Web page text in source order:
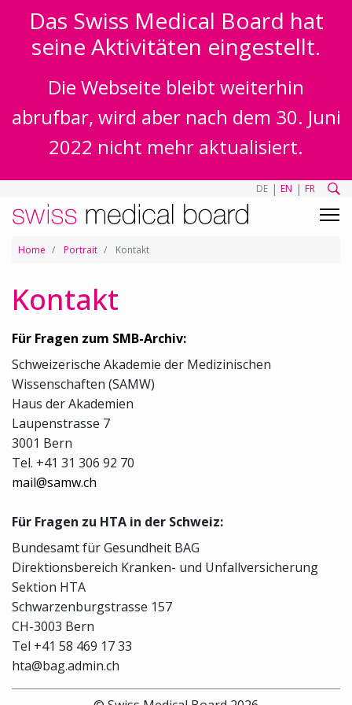
Das Swiss Medical Board hat
seine Aktivitäten eingestellt.
Die Webseite bleibt weiterhin
abrufbar, wird aber nach dem 30. Juni
2022 nicht mehr aktualisiert.
DE | EN | FR
Home Portrait Kontakt
Kontakt
Für Fragen zum SMB-Archiv:
Schweizerische Akademie der Medizinischen
Wissenschaften (SAMW)
Haus der Akademien
Laupenstrasse 7
3001 Bern
Tel. +41 31 306 92 70
mail@samw.ch
Für Fragen zu HTA in der Schweiz:
Bundesamt für Gesundheit BAG
Direktionsbereich Kranken- und Unfallversicherung
Sektion HTA
Schwarzenburgstrasse 157
CH-3003 Bern
Tel +41 58 469 17 33
hta@bag.admin.ch